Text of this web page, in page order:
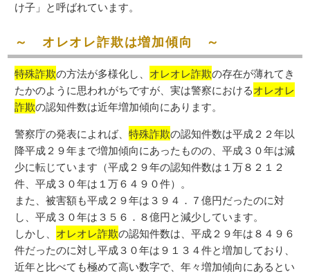
け子」と呼ばれています。
～ オレオレ詐欺は増加傾向 ～
特殊詐欺の方法が多様化し、 オレオレ詐欺の存在が薄れてき
たかのように思われがちですが、実は警察におけるオレオレ
詐欺の認知件数は近年増加傾向にあります。
警察庁の発表によれば、特殊詐欺の認知件数は平成２２年以
降平成２９年まで増加傾向にあったものの、平成３０年は減
少に転じています（平成２９年の認知件数は１万８２１２
件、平成３０年は１万６４９０件）。
また、被害額も平成２９年は３９４．７億円だったのに対
し、平成３０年は３５６．８億円と減少しています。
しかし、 オレオレ詐欺の認知件数は、平成２９年は８４９６
件だったのに対し平成３０年は９１３４件と増加しており、
近年と比べても極めて高い数字で、年々増加傾向にあるとい